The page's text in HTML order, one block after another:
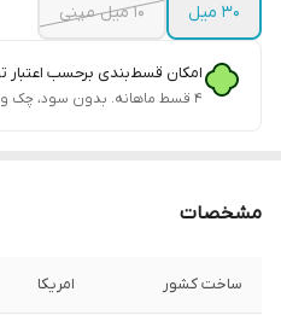
۳۰ میل
۱۰ میل مینی
امکان قسط‌بندی برحسب اعتبار
۴ قسط ماهانه. بدون سود، چک و ضامن.
مشخصات
ساخت کشور امریکا